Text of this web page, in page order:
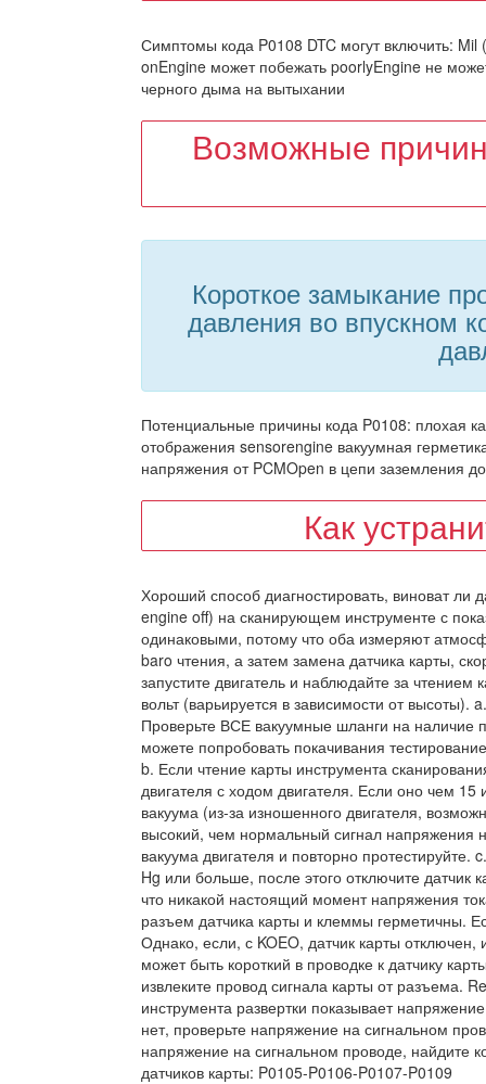
Симптомы кода P0108 DTC могут включить: Mil
onEngine может побежать poorlyEngine не
черного дыма на вытыхании
Возможные
Короткое замыкание
давления во впускном
Потенциальные причины кода P0108: плохая
отображения sensorengine вакуумная
напряжения от PCMOpen в цепи заземления
Как
Хороший способ диагностировать, виноват ли
engine off) на сканирующем инструменте с
одинаковыми, потому что оба измеряют
baro чтения, а затем замена датчика карты,
запустите двигатель и наблюдайте за
вольт (варьируется в зависимости от высоты).
Проверьте ВСЕ вакуумные шланги на наличие
можете попробовать покачивания
b. Если чтение карты инструмента
двигателя с ходом двигателя. Если оно чем 15
вакуума (из-за изношенного двигателя,
высокий, чем нормальный сигнал напряжения
вакуума двигателя и повторно
Hg или больше, после этого отключите датчик
что никакой настоящий момент напряжения
разъем датчика карты и клеммы герметичны.
Однако, если, с KOEO, датчик карты
может быть короткий в проводке к датчику
извлеките провод сигнала карты от разъема.
инструмента развертки показывает
нет, проверьте напряжение на сигнальном
напряжение на сигнальном проводе, найдите
датчиков карты: P0105-P0106-P0107-P0109